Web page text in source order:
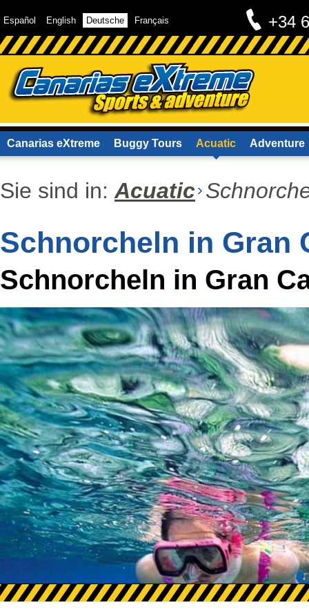
Español English Deutsche Français +34
Canarias eXtreme Buggy Tours Acuatic Adventure
Sie sind in: Acuatic
Schnorcheln in Gran
Schnorcheln in Gran